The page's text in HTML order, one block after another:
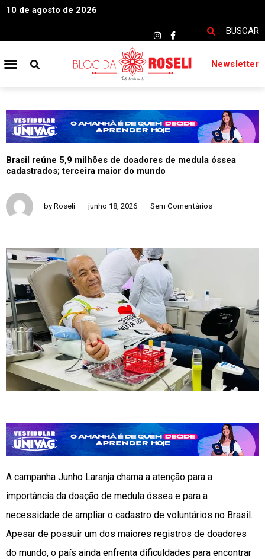
10 de agosto de 2026
BUSCAR
Newsletter
Brasil reúne 5,9 milhões de doadores de medula óssea
cadastrados; terceira maior do mundo
by Roseli junho 18, 2026 Sem Comentários
A campanha Junho Laranja chama a atenção para a
importância da doação de medula óssea e para a
necessidade de ampliar o cadastro de voluntários no Brasil.
Apesar de possuir um dos maiores registros de doadores
do mundo, o país ainda enfrenta dificuldades para encontrar